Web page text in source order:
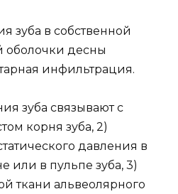
зуба в собственной
оболочки десны
инфильтрация.
зуба связывают с
корня зуба, 2)
давления в
или в пульпе зуба, 3)
ткани альвеолярного